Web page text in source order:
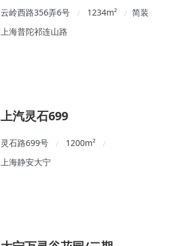
云岭西路356弄6号 / 1234m² / 简装
上海普陀祁连山路
上汽灵石699
灵石路699号 / 1200m²
/
上海静安大宁